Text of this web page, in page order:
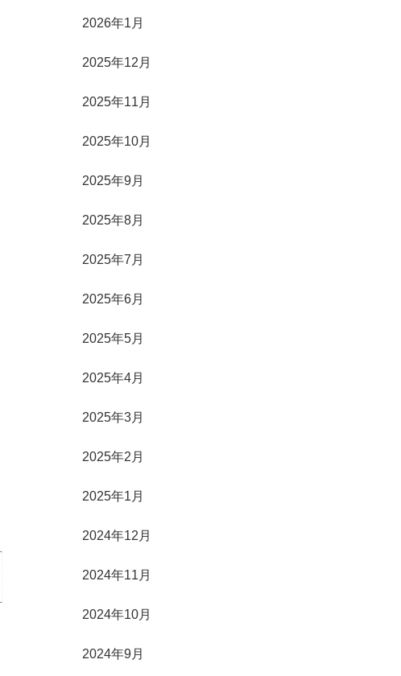
2026年1月
2025年12月
2025年11月
2025年10月
2025年9月
2025年8月
2025年7月
2025年6月
2025年5月
2025年4月
2025年3月
2025年2月
2025年1月
2024年12月
2024年11月
2024年10月
2024年9月